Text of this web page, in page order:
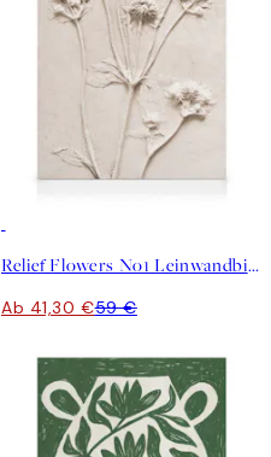
Relief Flowers No1 Leinwandbild
Ab 41,30 €59 €